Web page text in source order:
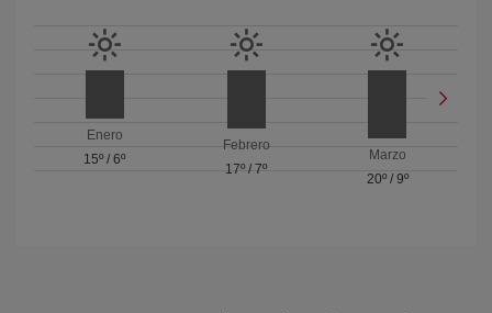
Enero
15º /6º
Febrero
17º / 7º
Marzo
20º/ 9º